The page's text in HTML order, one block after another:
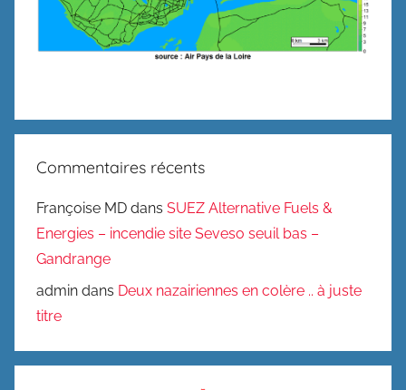
Commentaires récents
Françoise MD dans SUEZ Alternative Fuels &
Energies – incendie site Seveso seuil bas –
Gandrange
admin dans Deux nazairiennes en colère .. à juste
titre